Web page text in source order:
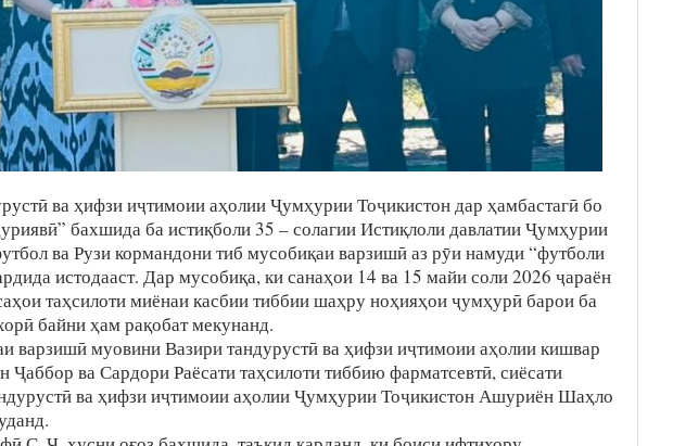
ва ҳифзи иҷтимоии аҳолии Ҷумҳурии Тоҷикистон дар ҳамбастагӣ бо
бахшида ба истиқболи 35 – солагии Истиқлоли давлатии Ҷумҳурии
ва Рузи кормандони тиб мусобиқаи варзишӣ аз рӯи намуди “футболи
истодааст. Дар мусобиқа, ки санаҳои 14 ва 15 майи соли 2026 ҷараён
таҳсилоти миёнаи касбии тиббии шаҳру ноҳияҳои ҷумҳурӣ барои ба
байни ҳам рақобат мекунанд.
варзишӣ муовини Вазири тандурустӣ ва ҳифзи иҷтимоии аҳолии кишвар
ва Сардори Раёсати таҳсилоти тиббию фарматсевтӣ, сиёсати
ва ҳифзи иҷтимоии аҳолии Ҷумҳурии Тоҷикистон Ашуриён Шаҳло